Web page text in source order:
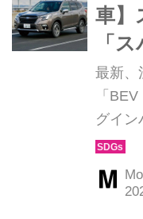
車】
「
＜e-
最新、
「
グイン
リッド
（土
SDGs